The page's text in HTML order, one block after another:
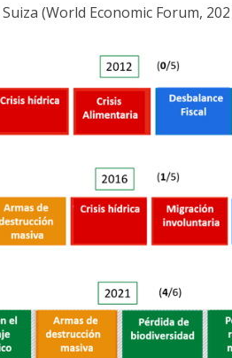
(World Economic Forum,